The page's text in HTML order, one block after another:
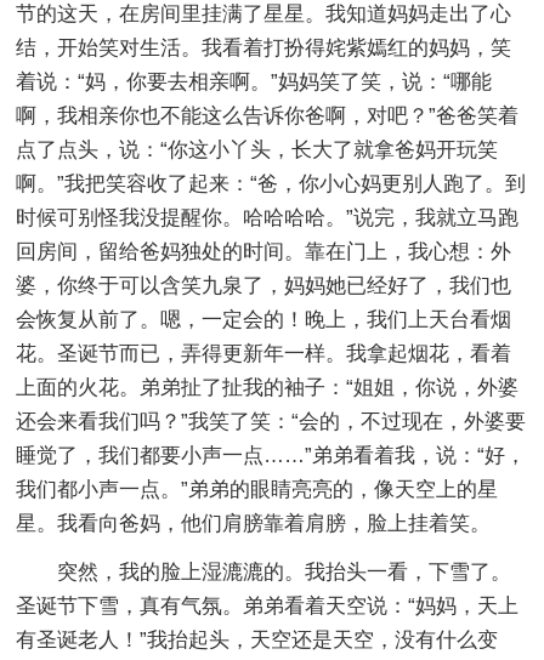
节的这天，在房间里挂满了星星。我知道妈妈走出了心
结，开始笑对生活。我看着打扮得姹紫嫣红的妈妈，笑
着说：“妈，你要去相亲啊。”妈妈笑了笑，说：“哪能
啊，我相亲你也不能这么告诉你爸啊，对吧？”爸爸笑着
点了点头，说：“你这小丫头，长大了就拿爸妈开玩笑
啊。”我把笑容收了起来：“爸，你小心妈更别人跑了。到
时候可别怪我没提醒你。哈哈哈哈。”说完，我就立马跑
回房间，留给爸妈独处的时间。靠在门上，我心想：外
婆，你终于可以含笑九泉了，妈妈她已经好了，我们也
会恢复从前了。嗯，一定会的！晚上，我们上天台看烟
花。圣诞节而已，弄得更新年一样。我拿起烟花，看着
上面的火花。弟弟扯了扯我的袖子：“姐姐，你说，外婆
还会来看我们吗？”我笑了笑：“会的，不过现在，外婆要
睡觉了，我们都要小声一点……”弟弟看着我，说：“好，
我们都小声一点。”弟弟的眼睛亮亮的，像天空上的星
星。我看向爸妈，他们肩膀靠着肩膀，脸上挂着笑。
突然，我的脸上湿漉漉的。我抬头一看，下雪了。
圣诞节下雪，真有气氛。弟弟看着天空说：“妈妈，天上
有圣诞老人！”我抬起头，天空还是天空，没有什么变